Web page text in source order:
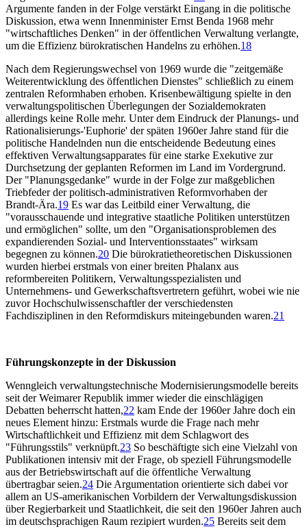
Argumente fanden in der Folge verstärkt Eingang in die politische
Diskussion, etwa wenn Innenminister Ernst Benda 1968 mehr
"wirtschaftliches Denken" in der öffentlichen Verwaltung verlangte,
um die Effizienz bürokratischen Handelns zu erhöhen.18
Nach dem Regierungswechsel von 1969 wurde die "zeitgemäße
Weiterentwicklung des öffentlichen Dienstes" schließlich zu einem
zentralen Reformhaben erhoben. Krisenbewältigung spielte in den
verwaltungspolitischen Überlegungen der Sozialdemokraten
allerdings keine Rolle mehr. Unter dem Eindruck der Planungs- und
Rationalisierungs-'Euphorie' der späten 1960er Jahre stand für die
politische Handelnden nun die entscheidende Bedeutung eines
effektiven Verwaltungsapparates für eine starke Exekutive zur
Durchsetzung der geplanten Reformen im Land im Vordergrund.
Der "Planungsgedanke" wurde in der Folge zur maßgeblichen
Triebfeder der politisch-administrativen Reformvorhaben der
Brandt-Ära.19 Es war das Leitbild einer Verwaltung, die
"vorausschauende und integrative staatliche Politiken unterstützen
und ermöglichen" sollte, um den "Organisationsproblemen des
expandierenden Sozial- und Interventionsstaates" wirksam
begegnen zu können.20 Die bürokratietheoretischen Diskussionen
wurden hierbei erstmals von einer breiten Phalanx aus
reformbereiten Politikern, Verwaltungsspezialisten und
Unternehmens- und Gewerkschaftsvertretern geführt, wobei wie nie
zuvor Hochschulwissenschaftler der verschiedensten
Fachdisziplinen in den Reformdiskurs miteingebunden waren.21
Führungskonzepte in der Diskussion
Wenngleich verwaltungstechnische Modernisierungsmodelle bereits
seit der Weimarer Republik immer wieder die einschlägigen
Debatten beherrscht hatten,22 kam Ende der 1960er Jahre doch ein
neues Element hinzu: Erstmals wurde die Frage nach mehr
Wirtschaftlichkeit und Effizienz mit dem Schlagwort des
"Führungsstils" verknüpft.23 So beschäftigte sich eine Vielzahl von
Publikationen intensiv mit der Frage, ob speziell Führungsmodelle
aus der Betriebswirtschaft auf die öffentliche Verwaltung
übertragbar seien.24 Die Argumentation orientierte sich dabei vor
allem an US-amerikanischen Vorbildern der Verwaltungsdiskussion
über Regierbarkeit und Staatlichkeit, die seit den 1960er Jahren auch
im deutschsprachigen Raum rezipiert wurden.25 Bereits seit dem